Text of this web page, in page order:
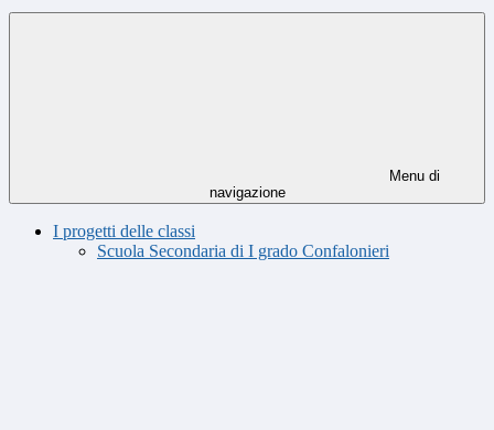
Menu di
navigazione
I progetti delle classi
Scuola Secondaria di I grado Confalonieri